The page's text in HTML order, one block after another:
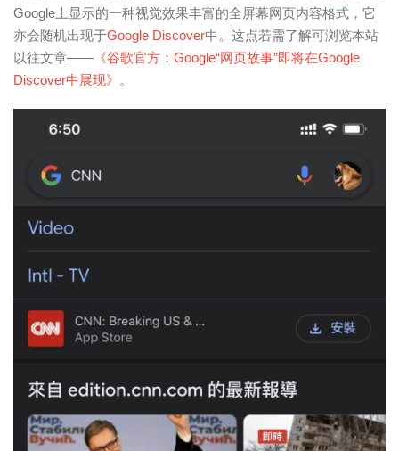
Google上显示的一种视觉效果丰富的全屏幕网页内容格式，它
亦会随机出现于Google Discover中。这点若需了解可浏览本站
以往文章—— 《谷歌官方：Google“网页故事”即将在Google
Discover中展现》 。